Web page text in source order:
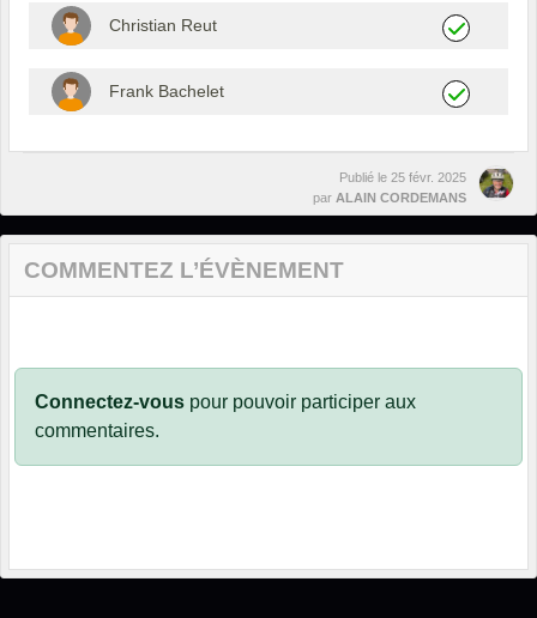
Christian Reut
Frank Bachelet
Publié le 25 févr. 2025
par ALAIN CORDEMANS
COMMENTEZ L’ÉVÈNEMENT
Connectez-vous pour pouvoir participer aux
commentaires.